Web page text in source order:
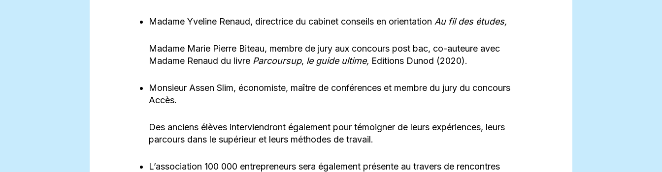
Madame Yveline Renaud, directrice du cabinet conseils en orientation Au fil des études,
Madame Marie Pierre Biteau, membre de jury aux concours post bac, co-auteure avec
Madame Renaud du livre Parcoursup, le guide ultime, Editions Dunod (2020).
Monsieur Assen Slim, économiste, maître de conférences et membre du jury du concours
Accès.
Des anciens élèves interviendront également pour témoigner de leurs expériences, leurs
parcours dans le supérieur et leurs méthodes de travail.
L’association 100 000 entrepreneurs sera également présente au travers de rencontres